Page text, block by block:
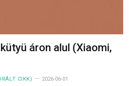
áron alul (Xiaomi,
CIKK) 2026-06-01